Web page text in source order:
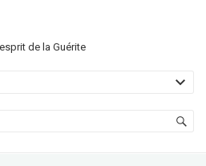
de la Guérite